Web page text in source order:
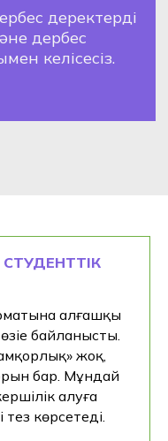
алғашқы
байланысты.
жоқ,
бар. Мұндай
алуға
көрсетеді.